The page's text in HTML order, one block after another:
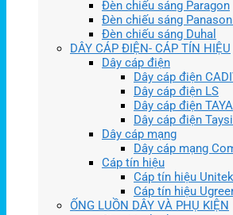
Đèn chiếu sáng Paragon
Đèn chiếu sáng
Đèn chiếu sáng Duhal
DÂY CÁP ĐIỆN- CÁP TÍN HIỆU
Dây cáp điện
Dây cáp điện
Dây cáp điện LS
Dây cáp điện TAYA
Dây cáp điện
Dây cáp mạng
Dây cáp mạng
Cáp tín hiệu
Cáp tín hiệu Unitek
Cáp tín hiệu
ỐNG LUỒN DÂY VÀ PHỤ KIỆN